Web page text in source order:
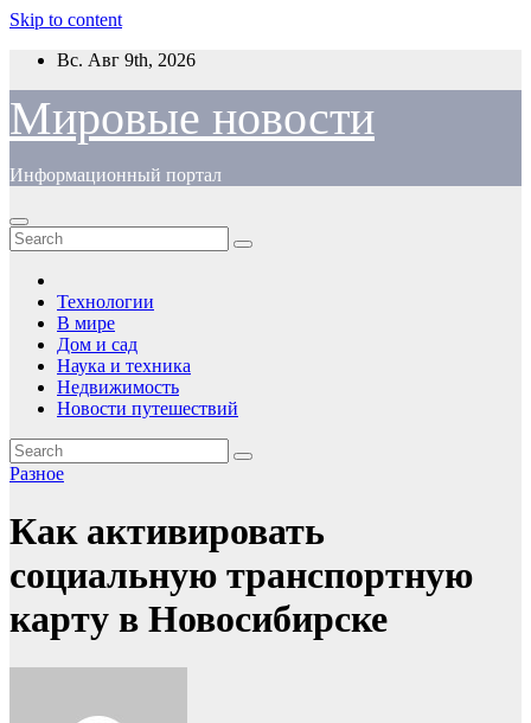
Skip to content
Вс. Авг 9th, 2026
Мировые новости
Информационный портал
Технологии
В мире
Дом и сад
Наука и техника
Недвижимость
Новости путешествий
Разное
Как активировать
социальную транспортную
карту в Новосибирске